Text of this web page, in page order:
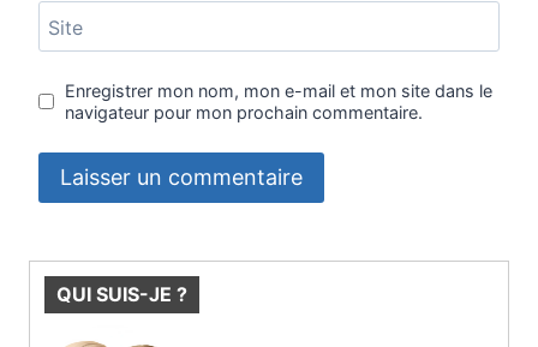
Site
Enregistrer mon nom, mon e-mail et mon site dans le
navigateur pour mon prochain commentaire.
QUI SUIS-JE ?